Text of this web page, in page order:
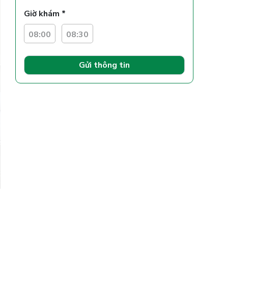
Giờ khám *
08:00
08:30
Gửi thông tin